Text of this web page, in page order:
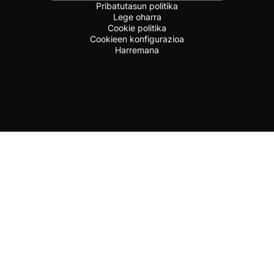
Pribatutasun politika
Lege oharra
Cookie politika
Cookieen konfigurazioa
Harremana